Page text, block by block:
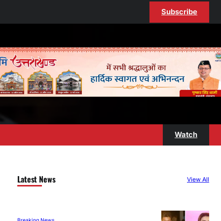
Subscribe
Watch
Latest News View All